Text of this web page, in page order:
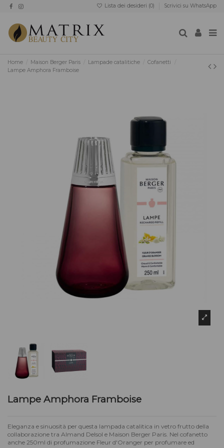
Lista dei desideri (0) Scrivici su WhatsApp
Home Maison Berger Paris Lampade catalitiche
Cofanetti
Lampe Amphora Framboise
Lampe Amphora Framboise
Eleganza e sinuosità per questa lampada catalitica in vetro frutto della
collaborazione tra Almand Delsol e Maison Berger Paris. Nel cofanetto
anche 250ml di profumazione Fleur d'Oranger per profumare ed